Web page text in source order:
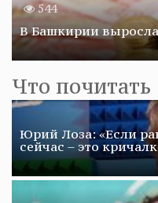
544
В Башкирии
Что почитать
Юрий Лоза: «Если
сейчас – это